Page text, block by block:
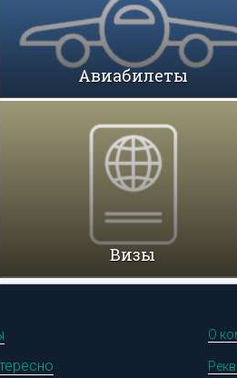
Авиабилеты
Визы
О